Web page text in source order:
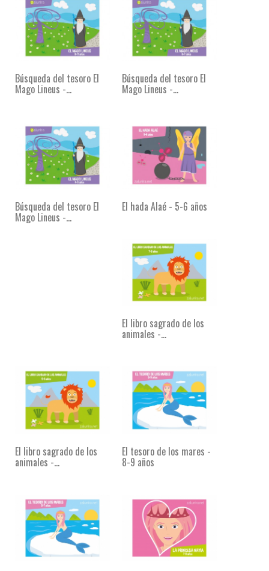
Búsqueda del tesoro El
Mago Lineus -...
Búsqueda del tesoro El
Mago Lineus -...
Búsqueda del tesoro El
Mago Lineus -...
El hada Alaé - 5-6 años
El libro sagrado de los
animales -...
El libro sagrado de los
animales -...
El tesoro de los mares -
8-9 años